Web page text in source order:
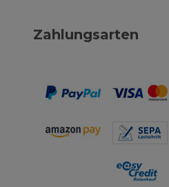
Zahlungsarten